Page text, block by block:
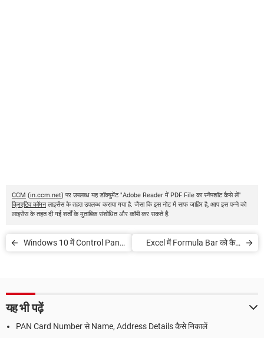
CCM (in.ccm.net) पर उपलब्ध यह डॉक्युमेंट "Adobe Reader में PDF File का स्नैपशॉट कैसे लें"
क्रिएटिव कॉमनलाइसेंस के तहत उपलब्ध कराया गया है. जैसा कि इस नोट में साफ जाहिर है, आप इस पन्ने को
लाइसेंस के तहत दी गई शर्तों के मुताबिक संशोधित और कॉपी कर सकते हैं.
Windows 10 में Control Panel
Excel में Formula Bar को कैसे
यह भी पढ़ें
PAN Card Number से Name, Address Details कैसे निकालें